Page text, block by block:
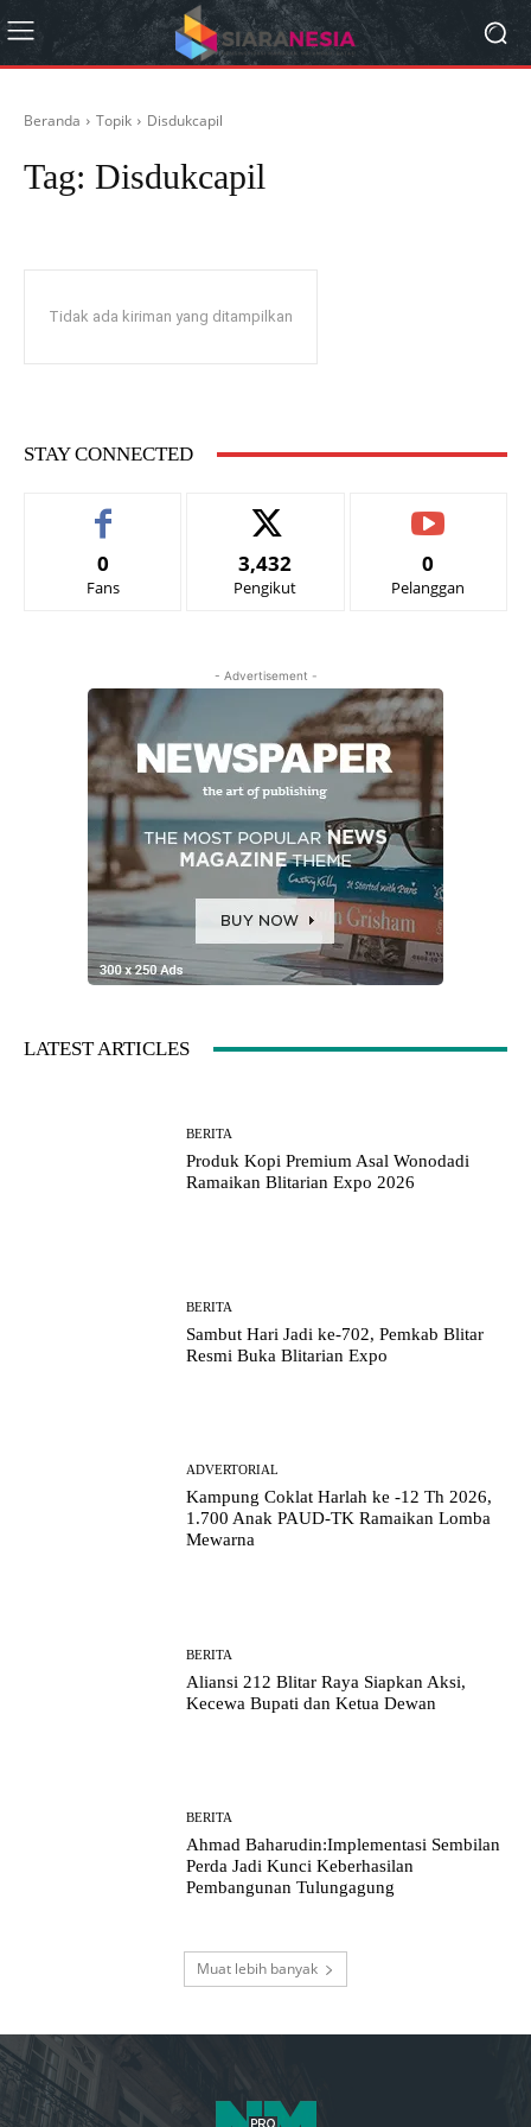
Beranda Topik Disdukcapil
Tag: Disdukcapil
Tidak ada kiriman yang ditampilkan
STAY CONNECTED
0
Fans
3,432
Pengikut
0
Pelanggan
- Advertisement -
LATEST ARTICLES
BERITA
Produk Kopi Premium Asal Wonodadi
Ramaikan Blitarian Expo 2026
BERITA
Sambut Hari Jadi ke-702, Pemkab Blitar
Resmi Buka Blitarian Expo
ADVERTORIAL
Kampung Coklat Harlah ke -12 Th 2026,
1.700 Anak PAUD-TK Ramaikan Lomba
Mewarna
BERITA
Aliansi 212 Blitar Raya Siapkan Aksi,
Kecewa Bupati dan Ketua Dewan
BERITA
Ahmad Baharudin:Implementasi Sembilan
Perda Jadi Kunci Keberhasilan
Pembangunan Tulungagung
Muat lebih banyak